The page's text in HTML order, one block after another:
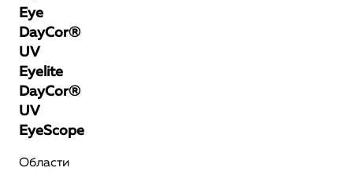
Eye
DayCor®
UV
Eyelite
DayCor®
UV
EyeScope
Области